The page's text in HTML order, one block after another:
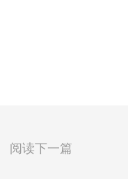
阅读下一篇